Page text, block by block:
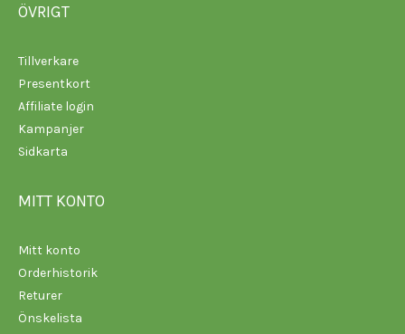
ÖVRIGT
Tillverkare
Presentkort
Affiliate login
Kampanjer
Sidkarta
MITT KONTO
Mitt konto
Orderhistorik
Returer
Önskelista